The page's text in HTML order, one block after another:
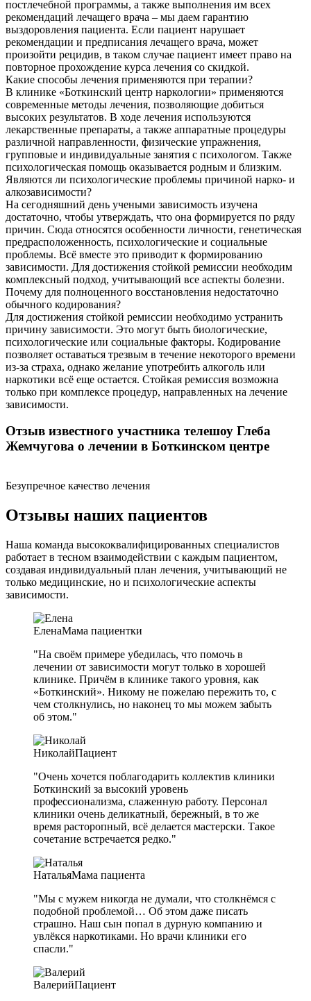
постлечебной программы, а также выполнения им всех
рекомендаций лечащего врача – мы даем гарантию
выздоровления пациента. Если пациент нарушает
рекомендации и предписания лечащего врача, может
произойти рецидив, в таком случае пациент имеет право на
повторное прохождение курса лечения со скидкой.
Какие способы лечения применяются при терапии?
В клинике «Боткинский центр наркологии» применяются
современные методы лечения, позволяющие добиться
высоких результатов. В ходе лечения используются
лекарственные препараты, а также аппаратные процедуры
различной направленности, физические упражнения,
групповые и индивидуальные занятия с психологом. Также
психологическая помощь оказывается родным и близким.
Являются ли психологические проблемы причиной нарко- и
алкозависимости?
На сегодняшний день учеными зависимость изучена
достаточно, чтобы утверждать, что она формируется по ряду
причин. Сюда относятся особенности личности, генетическая
предрасположенность, психологические и социальные
проблемы. Всё вместе это приводит к формированию
зависимости. Для достижения стойкой ремиссии необходим
комплексный подход, учитывающий все аспекты болезни.
Почему для полноценного восстановления недостаточно
обычного кодирования?
Для достижения стойкой ремиссии необходимо устранить
причину зависимости. Это могут быть биологические,
психологические или социальные факторы. Кодирование
позволяет оставаться трезвым в течение некоторого времени
из-за страха, однако желание употребить алкоголь или
наркотики всё еще остается. Стойкая ремиссия возможна
только при комплексе процедур, направленных на лечение
зависимости.
Отзыв известного участника телешоу Глеба
Жемчугова о лечении в Боткинском центре
Безупречное качество лечения
Отзывы наших пациентов
Наша команда высококвалифицированных специалистов
работает в тесном взаимодействии с каждым пациентом,
создавая индивидуальный план лечения, учитывающий не
только медицинские, но и психологические аспекты
зависимости.
ЕленаМама пациентки
"На своём примере убедилась, что помочь в
лечении от зависимости могут только в хорошей
клинике. Причём в клинике такого уровня, как
«Боткинский». Никому не пожелаю пережить то, с
чем столкнулись, но наконец то мы можем забыть
об этом."
НиколайПациент
"Очень хочется поблагодарить коллектив клиники
Боткинский за высокий уровень
профессионализма, слаженную работу. Персонал
клиники очень деликатный, бережный, в то же
время расторопный, всё делается мастерски. Такое
сочетание встречается редко."
НатальяМама пациента
"Мы с мужем никогда не думали, что столкнёмся с
подобной проблемой… Об этом даже писать
страшно. Наш сын попал в дурную компанию и
увлёкся наркотиками. Но врачи клиники его
спасли."
ВалерийПациент